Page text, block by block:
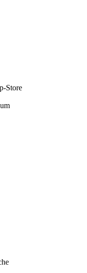
Store